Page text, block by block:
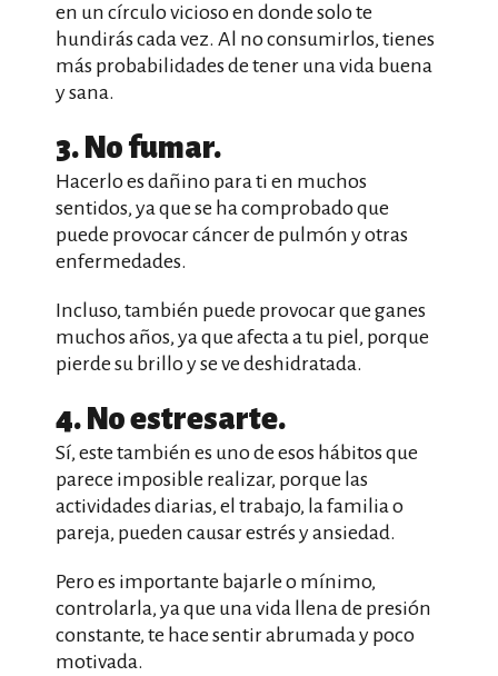
en un círculo vicioso en donde solo te
hundirás cada vez. Al no consumirlos, tienes
más probabilidades de tener una vida buena
y sana.
3. No fumar.
Hacerlo es dañino para ti en muchos
sentidos, ya que se ha comprobado que
puede provocar cáncer de pulmón y otras
enfermedades.
Incluso, también puede provocar que ganes
muchos años, ya que afecta a tu piel, porque
pierde su brillo y se ve deshidratada.
4. No estresarte.
Sí, este también es uno de esos hábitos que
parece imposible realizar, porque las
actividades diarias, el trabajo, la familia o
pareja, pueden causar estrés y ansiedad.
Pero es importante bajarle o mínimo,
controlarla, ya que una vida llena de presión
constante, te hace sentir abrumada y poco
motivada.